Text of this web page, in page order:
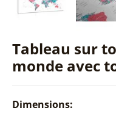
Tableau sur
monde avec
Dimensions: